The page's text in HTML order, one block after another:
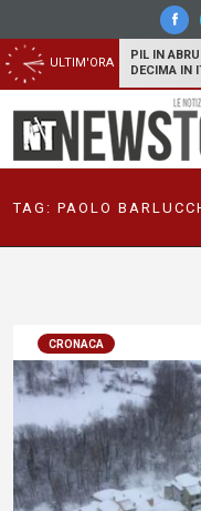
ULTIM'ORA
PIL IN
DECIMA IN
TAG: PAOLO
CRONACA